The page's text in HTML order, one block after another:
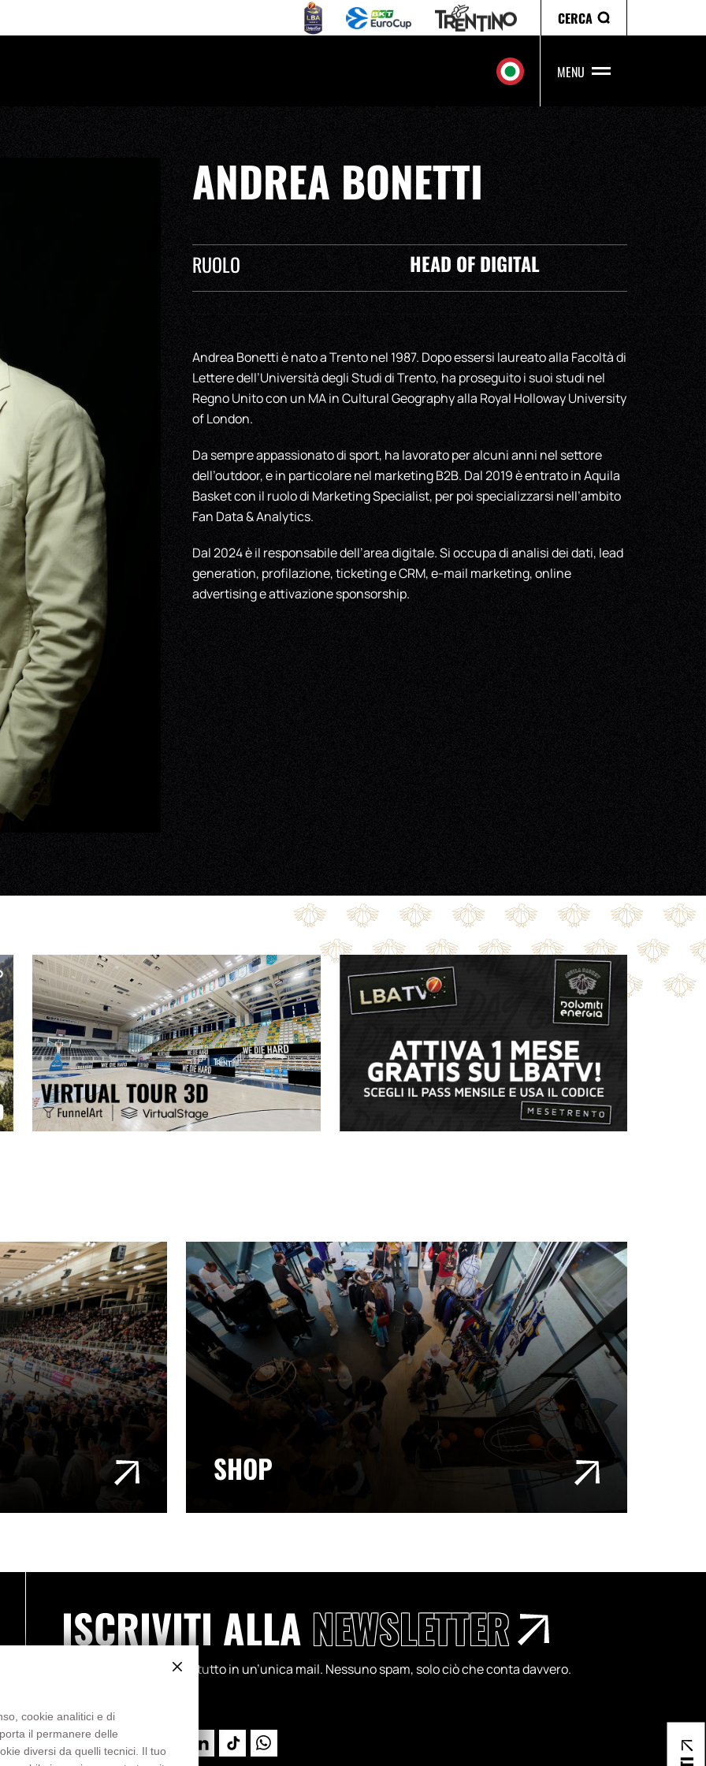
CERCA
MENU
ANDREA BONETTI
RUOLO HEAD OF DIGITAL
Andrea Bonetti è nato a Trento nel 1987. Dopo essersi laureato alla Facoltà di
Lettere dell’Università degli Studi di Trento, ha proseguito i suoi studi nel
Regno Unito con un MA in Cultural Geography alla Royal Holloway University
of London.
Da sempre appassionato di sport, ha lavorato per alcuni anni nel settore
dell’outdoor, e in particolare nel marketing B2B. Dal 2019 è entrato in Aquila
Basket con il ruolo di Marketing Specialist, per poi specializzarsi nell’ambito
Fan Data & Analytics.
Dal 2024 è il responsabile dell’area digitale. Si occupa di analisi dei dati, lead
generation, profilazione, ticketing e CRM, e-mail marketing, online
advertising e attivazione sponsorship.
SHOP
ISCRIVITI ALLA NEWSLETTER
Partite, progetti, storie: tutto in un’unica mail. Nessuno spam, solo ciò che conta davvero.
cookie analitici e di
il permanere delle
diversi da quelli tecnici. Il tuo